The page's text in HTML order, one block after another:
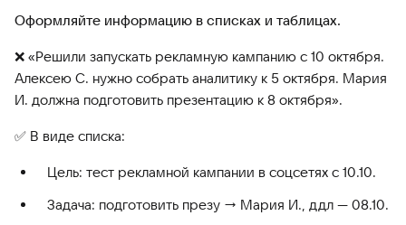
Оформляйте информацию в списках и таблицах.
❌ «Решили запускать рекламную кампанию с 10 октября.
Алексею С. нужно собрать аналитику к 5 октября. Мария
И. должна подготовить презентацию к 8 октября».
✅ В виде списка:
Цель: тест рекламной кампании в соцсетях с 10.10.
Задача: подготовить презу → Мария И., ддл — 08.10.